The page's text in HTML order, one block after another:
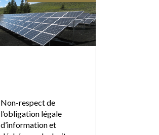
Non-respect de
l’obligation légale
d’information et